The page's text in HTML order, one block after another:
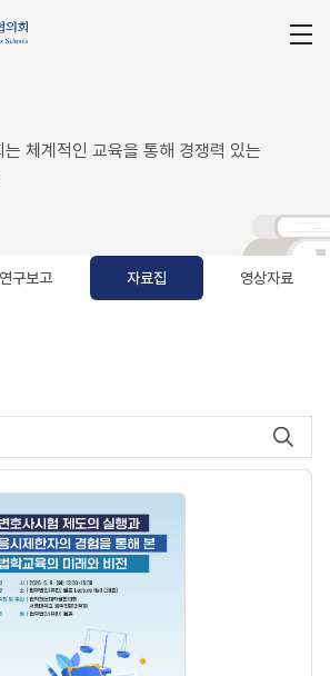
체계적인 교육을 통해 경쟁력 있는
연구보고 자료집 영상자료